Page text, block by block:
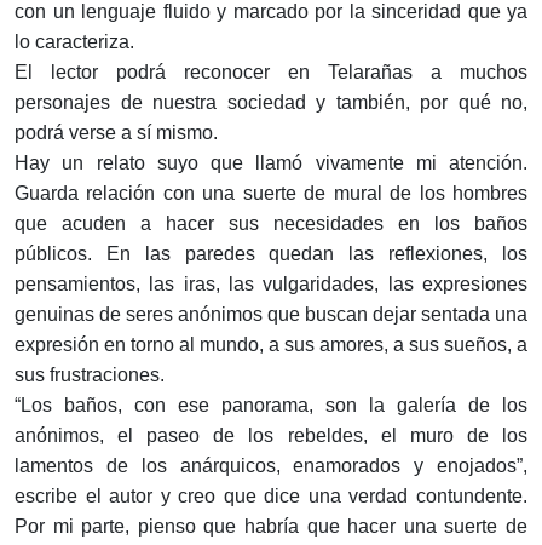
con un lenguaje fluido y marcado por la sinceridad que ya
lo caracteriza.
El lector podrá reconocer en Telarañas a muchos
personajes de nuestra sociedad y también, por qué no,
podrá verse a sí mismo.
Hay un relato suyo que llamó vivamente mi atención.
Guarda relación con una suerte de mural de los hombres
que acuden a hacer sus necesidades en los baños
públicos. En las paredes quedan las reflexiones, los
pensamientos, las iras, las vulgaridades, las expresiones
genuinas de seres anónimos que buscan dejar sentada una
expresión en torno al mundo, a sus amores, a sus sueños, a
sus frustraciones.
“Los baños, con ese panorama, son la galería de los
anónimos, el paseo de los rebeldes, el muro de los
lamentos de los anárquicos, enamorados y enojados”,
escribe el autor y creo que dice una verdad contundente.
Por mi parte, pienso que habría que hacer una suerte de